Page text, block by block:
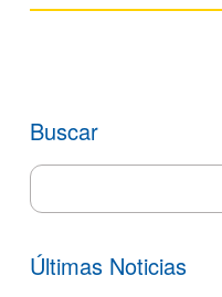
Buscar
Search
for:
Últimas Noticias